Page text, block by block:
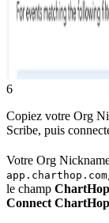
6
Copiez votre Org
Scribe, puis
Votre Org
le champ
Connect ChartHop